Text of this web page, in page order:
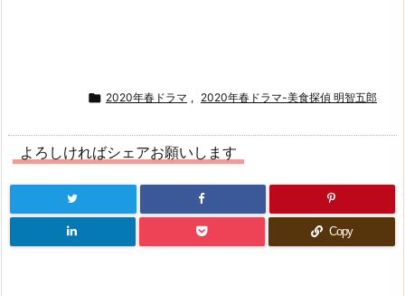
 2020年春ドラマ , 2020年春ドラマ-美食探偵 明智五郎
よろしければシェアお願いします
Copy